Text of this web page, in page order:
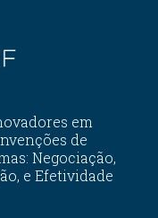
em
de
Negociação,
e Efetividade